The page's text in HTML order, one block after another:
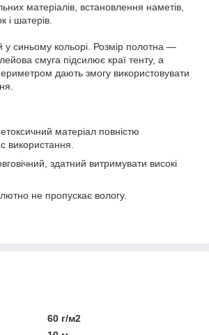
матеріалів, встановлення наметів,
і шатерів.
у синьому кольорі. Розмір полотна —
смуга підсилює краї тенту, а
дають змогу використовувати
матеріал повністю
використання.
здатний витримувати високі
не пропускає вологу.
60 г/м2